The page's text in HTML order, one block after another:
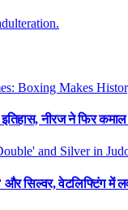
नीरज ने फिर कमाल
और सिल्वर, वेटलिफ्टिंग में